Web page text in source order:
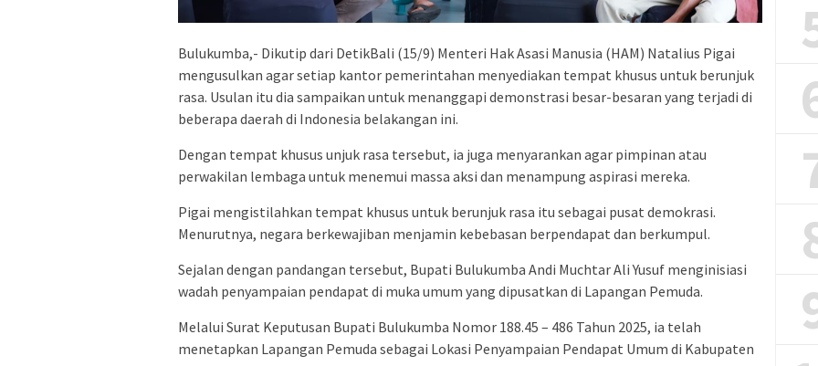
Bulukumba,- Dikutip dari DetikBali (15/9) Menteri Hak Asasi Manusia (HAM) Natalius Pigai
mengusulkan agar setiap kantor pemerintahan menyediakan tempat khusus untuk berunjuk
rasa. Usulan itu dia sampaikan untuk menanggapi demonstrasi besar-besaran yang terjadi di
beberapa daerah di Indonesia belakangan ini.
Dengan tempat khusus unjuk rasa tersebut, ia juga menyarankan agar pimpinan atau
perwakilan lembaga untuk menemui massa aksi dan menampung aspirasi mereka.
Pigai mengistilahkan tempat khusus untuk berunjuk rasa itu sebagai pusat demokrasi.
Menurutnya, negara berkewajiban menjamin kebebasan berpendapat dan berkumpul.
Sejalan dengan pandangan tersebut, Bupati Bulukumba Andi Muchtar Ali Yusuf menginisiasi
wadah penyampaian pendapat di muka umum yang dipusatkan di Lapangan Pemuda.
Melalui Surat Keputusan Bupati Bulukumba Nomor 188.45 – 486 Tahun 2025, ia telah
menetapkan Lapangan Pemuda sebagai Lokasi Penyampaian Pendapat Umum di Kabupaten